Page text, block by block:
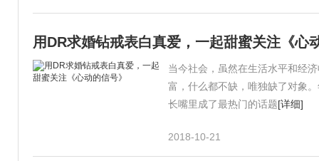
用DR求婚钻戒表白真爱，一起甜蜜关注《心
当今社会，虽然在生活水平和经
富，什么都不缺，唯独缺了对象
长嘴里成了最热门的话题[详细]
2018-10-21